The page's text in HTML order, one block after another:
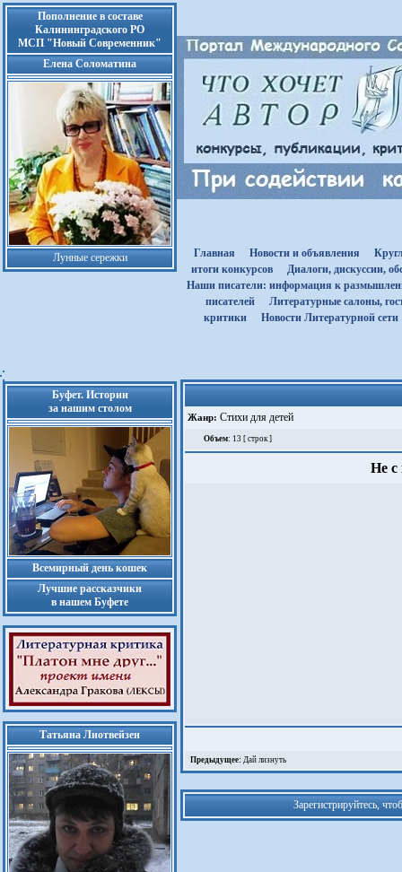
Пополнение в составе
Калининградского РО
МСП "Новый Современник"
Елена Соломатина
Лунные сережки Главная Новости и объявления
итоги конкурсов
Диалоги, дискуссии,
Наши писатели: информация к
писателей
Литературные салоны,
критики
Новости Литературной сети
Буфет. Истории
за нашим столом
Всемирный день кошек
Лучшие рассказчики
в нашем Буфете
Татьяна Лиотвейзен
Жанр: Стихи для детей
Объем: 13 [ строк ]
Не с
Предыдущее: Дай лизнуть
Зарегистрируйтесь,